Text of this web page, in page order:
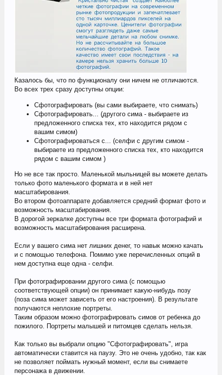
Казалось бы, что по функционалу они ничем не отличаются.
Во всех трех сразу доступны опции:
Сфотографировать (вы сами выбираете, что снимать)
Сфотографировать... (другого сима - выбираете из
предложенного списка тех, кто находится рядом с
вашим симом)
Сфотографироваться с... (селфи с другим симом -
выбираете из предложенного списка тех, кто находится
рядом с вашим симом )
Но не все так просто. Маленькой мыльницей вы можете делать
только фото маленького формата и в ней нет
масштабирования.
Во втором фотоаппарате добавляется средний формат фото и
возможность масштабирования.
В дорогой зеркалке доступны все три формата фотографий и
возможность масштабирования расширена.
Если у вашего сима нет лишних денег, то навык можно качать
и с помощью телефона. Помимо уже перечисленных опций в
нем доступна еще одна - селфи.
При фотографировании другого сима (с помощью
соответствующей опции) он принимает какую-нибудь позу
(поза сима может зависеть от его настроения). В результате
получаются неплохие портреты.
Таким образом можно фотографировать симов от ребенка до
пожилого. Портреты малышей и питомцев сделать нельзя.
Как только вы выбрали опцию "Сфотографировать", игра
автоматически ставится на паузу. Это не очень удобно, так как
не позволяет поймать нужный момент, если вы снимаете
персонажа в движении.